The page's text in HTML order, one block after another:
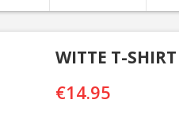
WITTE T-
€14.95